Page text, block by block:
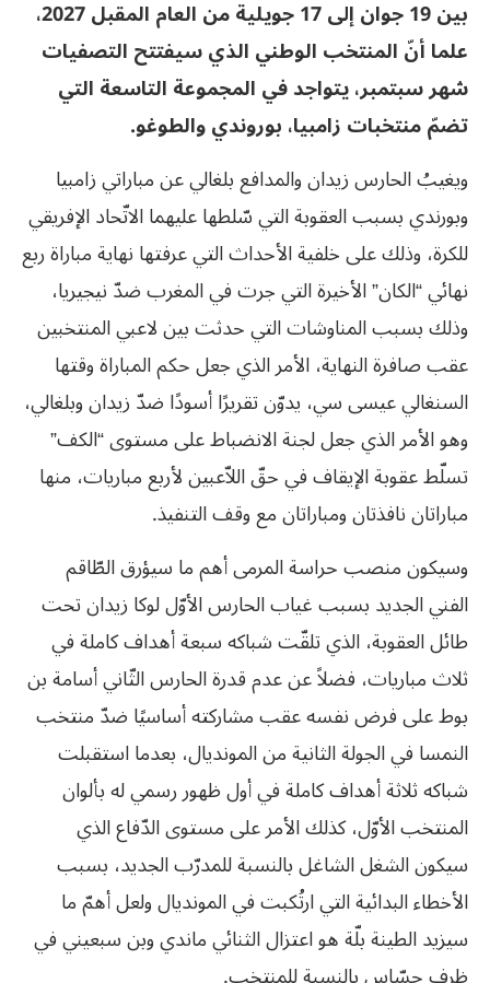
بين 19 جوان إلى 17 جويلية من العام المقبل 2027،
علما أنّ المنتخب الوطني الذي سيفتتح التصفيات
شهر سبتمبر، يتواجد في المجموعة التاسعة التي
تضمّ منتخبات زامبيا، بوروندي والطوغو.
ويغيبُ الحارس زيدان والمدافع بلغالي عن مباراتي زامبيا
وبورندي بسبب العقوبة التي سّلطها عليهما الاتّحاد الإفريقي
للكرة، وذلك على خلفية الأحداث التي عرفتها نهاية مباراة ربع
نهائي “الكان” الأخيرة التي جرت في المغرب ضدّ نيجيريا،
وذلك بسبب المناوشات التي حدثت بين لاعبي المنتخبين
عقب صافرة النهاية، الأمر الذي جعل حكم المباراة وقتها
السنغالي عيسى سي، يدوّن تقريرًا أسودًا ضدّ زيدان وبلغالي،
وهو الأمر الذي جعل لجنة الانضباط على مستوى “الكف”
تسلّط عقوبة الإيقاف في حقّ اللاّعبين لأربع مباريات، منها
مباراتان نافذتان ومباراتان مع وقف التنفيذ.
وسيكون منصب حراسة المرمى أهم ما سيؤرق الطّاقم
الفني الجديد بسبب غياب الحارس الأوّل لوكا زيدان تحت
طائل العقوبة، الذي تلقّت شباكه سبعة أهداف كاملة في
ثلاث مباريات، فضلاً عن عدم قدرة الحارس الثّاني أسامة بن
بوط على فرض نفسه عقب مشاركته أساسيًا ضدّ منتخب
النمسا في الجولة الثانية من المونديال، بعدما استقبلت
شباكه ثلاثة أهداف كاملة في أول ظهور رسمي له بألوان
المنتخب الأوّل، كذلك الأمر على مستوى الدّفاع الذي
سيكون الشغل الشاغل بالنسبة للمدرّب الجديد، بسبب
الأخطاء البدائية التي ارتُكبت في المونديال ولعل أهمّ ما
سيزيد الطينة بلّة هو اعتزال الثنائي ماندي وبن سبعيني في